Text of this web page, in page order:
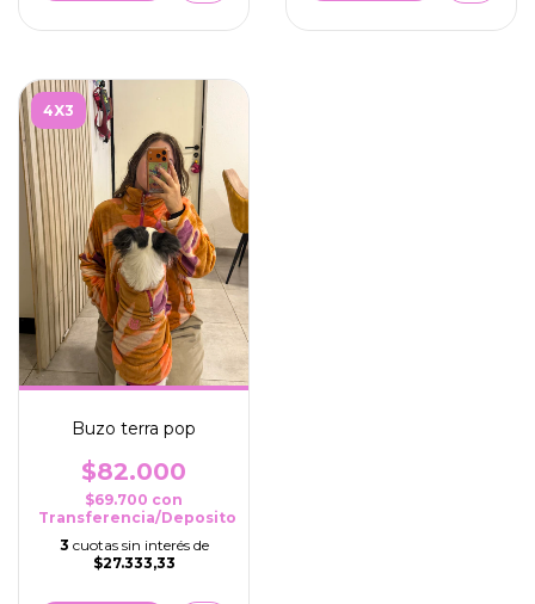
4X3
Buzo terra pop
$82.000
$69.700 con
Transferencia/Deposito
3 cuotas sin interés de
$27.333,33